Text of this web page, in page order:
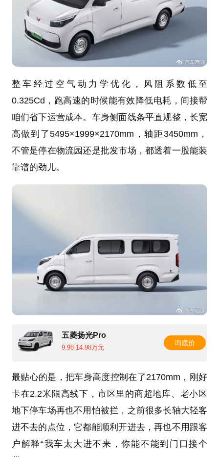
整车经过空气动力学优化，风阻系数低至
0.325Cd，跑高速的时候能有效降低电耗，间接帮
咱们省下运营成本。车身侧面线条平直规整，长宽
高做到了5495×1999×2170mm，轴距3450mm，
不管是停在物流园还是批发市场，都透着一股能装
靠谱的劲儿。
五菱扬光Pro
9.98-14.98万元
询底价
最贴心的是，把车身高度控制在了2170mm，刚好
卡在2.2米限高线下，市区里的商超地库、老小区
地下停车场再也不用怕被拦，之前很多长轴大轻客
进不去的点位，它都能顺利开进去，再也不用跟客
户解释“我车太大进不来，你能不能到门口接个